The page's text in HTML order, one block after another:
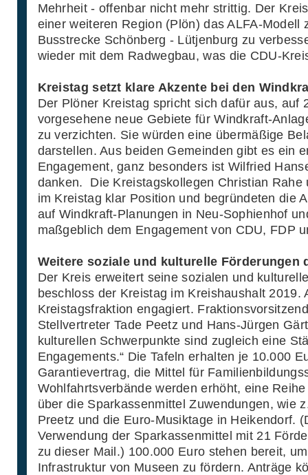
Mehrheit - offenbar nicht mehr strittig. Der
einer weiteren Region (Plön) das ALFA-Modell
Busstrecke Schönberg - Lütjenburg zu
wieder mit dem Radwegbau, was die CDU-
Kreistag setzt klare Akzente bei den
Der Plöner Kreistag spricht sich dafür aus, auf
vorgesehene neue Gebiete für Windkraft-
zu verzichten. Sie würden eine übermäßige
darstellen. Aus beiden Gemeinden gibt es ein
Engagement, ganz besonders ist Wilfried
danken. Die Kreistagskollegen Christian Rahe
im Kreistag klar Position und begründeten die
auf Windkraft-Planungen in Neu-Sophienhof
maßgeblich dem Engagement von CDU, FDP
Weitere soziale und kulturelle Förderungen
Der Kreis erweitert seine sozialen und
beschloss der Kreistag im Kreishaushalt 2019.
Kreistagsfraktion engagiert.
Stellvertreter Tade Peetz und Hans-Jürgen
kulturellen Schwerpunkte sind zugleich eine
Engagements.“ Die Tafeln erhalten je 10.000
Garantievertrag, die Mittel für
Wohlfahrtsverbände werden erhöht, eine
über die Sparkassenmittel Zuwendungen, wie
Preetz und die Euro-Musiktage in Heikendorf.
Verwendung der Sparkassenmittel mit 21
zu dieser Mail.) 100.000 Euro stehen bereit,
Infrastruktur von Museen zu fördern. Anträge